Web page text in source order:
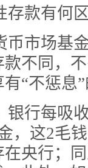
款有何
市场基金
不同，
“不惩息
行每吸收
，这2毛
央行；